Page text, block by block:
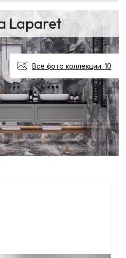
Laparet
Все фото коллекции: 10